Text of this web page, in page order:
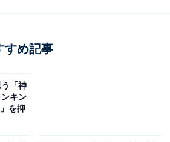
置した広大な図書館など、学習環
等で聞いたことがあるため」(30代
く頭の良い生徒が多いのはもちろ
すめ記事
「神
キン
を抑